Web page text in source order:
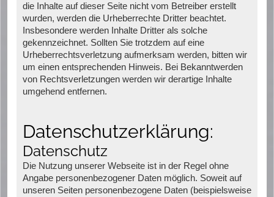
die Inhalte auf dieser Seite nicht vom Betreiber erstellt
wurden, werden die Urheberrechte Dritter beachtet.
Insbesondere werden Inhalte Dritter als solche
gekennzeichnet. Sollten Sie trotzdem auf eine
Urheberrechtsverletzung aufmerksam werden, bitten wir
um einen entsprechenden Hinweis. Bei Bekanntwerden
von Rechtsverletzungen werden wir derartige Inhalte
umgehend entfernen.
Datenschutzerklärung:
Datenschutz
Die Nutzung unserer Webseite ist in der Regel ohne
Angabe personenbezogener Daten möglich. Soweit auf
unseren Seiten personenbezogene Daten (beispielsweise